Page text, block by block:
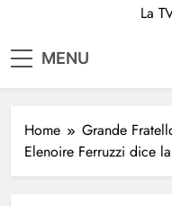
La
MENU
Home
Grande
Elenoire Ferruzzi dice